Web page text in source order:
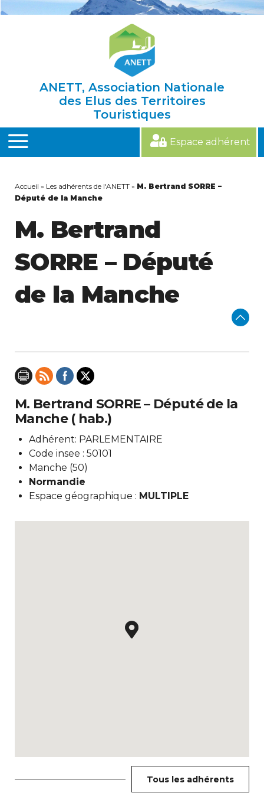
ANETT, Association Nationale
des Elus des Territoires
Touristiques
MENU
Espace adhérent
Accueil » Les adhérents de l'ANETT » M. Bertrand SORRE –
Député de la Manche
M. Bertrand
SORRE – Député
de la Manche
M. Bertrand SORRE – Député de la
Manche ( hab.)
Adhérent: PARLEMENTAIRE
Code insee : 50101
Manche (50)
Normandie
Espace géographique : MULTIPLE
Tous les adhérents